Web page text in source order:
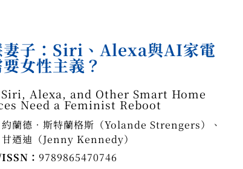
妻子：Siri、Alexa與AI家電
女性主義？
Alexa, and Other Smart Home
Need a Feminist Reboot
約蘭德‧斯特蘭格斯（Yolande Strengers）、
迺迪（Jenny Kennedy）
： 9789865470746